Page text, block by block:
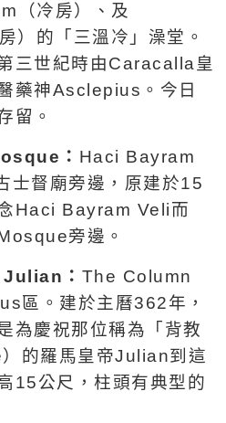
（冷房）、及
房）的「三溫冷」澡堂。
三世紀時由Caracalla皇
藥神Asclepius 。今日
留。
： Haci Bayram
士督廟旁邊，原建於15
Haci Bayram Veli而
旁邊。
Julian ： The Column
區。建於主曆362年，
為慶祝那位稱為「背教
的羅馬皇帝Julian到這
15公尺，柱頭有典型的